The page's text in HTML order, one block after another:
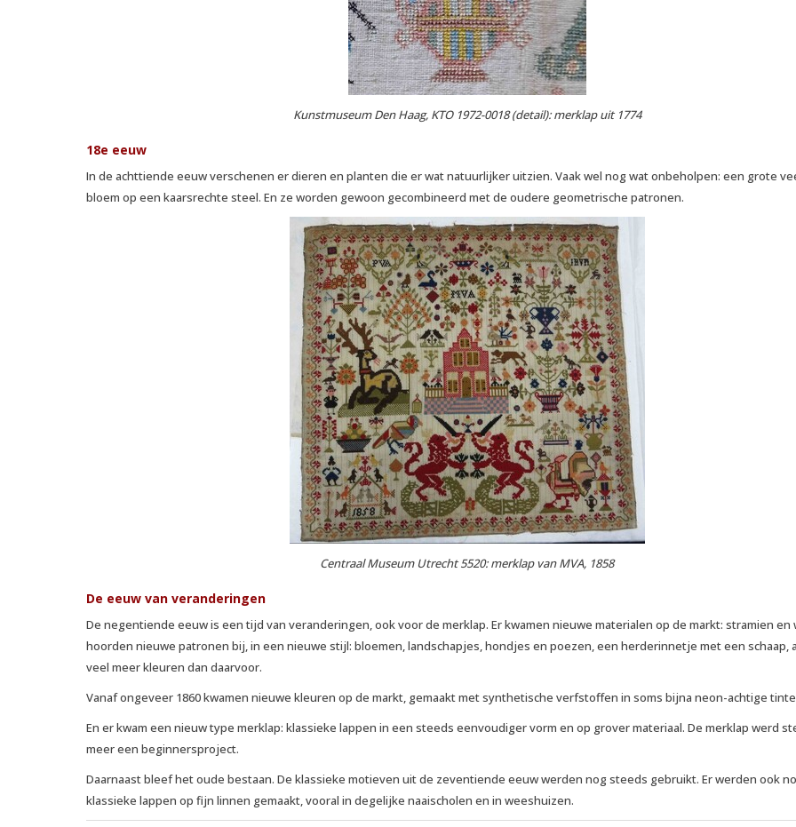
Kunstmuseum Den Haag, KTO 1972-0018 (detail): merklap uit 1774
18e eeuw
In de achttiende eeuw verschenen er dieren en planten die er wat natuurlijker uitzien. Vaak wel nog wat onbeholpen: een grote
bloem op een kaarsrechte steel. En ze worden gewoon gecombineerd met de oudere geometrische patronen.
Centraal Museum Utrecht 5520: merklap van MVA, 1858
De eeuw van veranderingen
De negentiende eeuw is een tijd van veranderingen, ook voor de merklap. Er kwamen nieuwe materialen op de markt: stramien en
hoorden nieuwe patronen bij, in een nieuwe stijl: bloemen, landschapjes, hondjes en poezen, een herderinnetje met een schaap,
veel meer kleuren dan daarvoor.
Vanaf ongeveer 1860 kwamen nieuwe kleuren op de markt, gemaakt met synthetische verfstoffen in soms bijna neon-achtige
En er kwam een nieuw type merklap: klassieke lappen in een steeds eenvoudiger vorm en op grover materiaal. De merklap werd
meer een beginnersproject.
Daarnaast bleef het oude bestaan. De klassieke motieven uit de zeventiende eeuw werden nog steeds gebruikt. Er werden ook
klassieke lappen op fijn linnen gemaakt, vooral in degelijke naaischolen en in weeshuizen.